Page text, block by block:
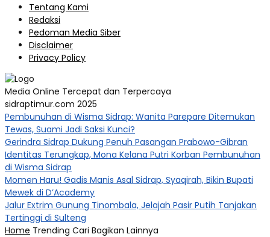
Tentang Kami
Redaksi
Pedoman Media Siber
Disclaimer
Privacy Policy
Media Online Tercepat dan Terpercaya
sidraptimur.com 2025
Pembunuhan di Wisma Sidrap: Wanita Parepare Ditemukan
Tewas, Suami Jadi Saksi Kunci?
Gerindra Sidrap Dukung Penuh Pasangan Prabowo-Gibran
Identitas Terungkap, Mona Kelana Putri Korban Pembunuhan
di Wisma Sidrap
Momen Haru! Gadis Manis Asal Sidrap, Syaqirah, Bikin Bupati
Mewek di D’Academy​
Jalur Extrim Gunung Tinombala, Jelajah Pasir Putih Tanjakan
Tertinggi di Sulteng
Home Trending Cari Bagikan Lainnya